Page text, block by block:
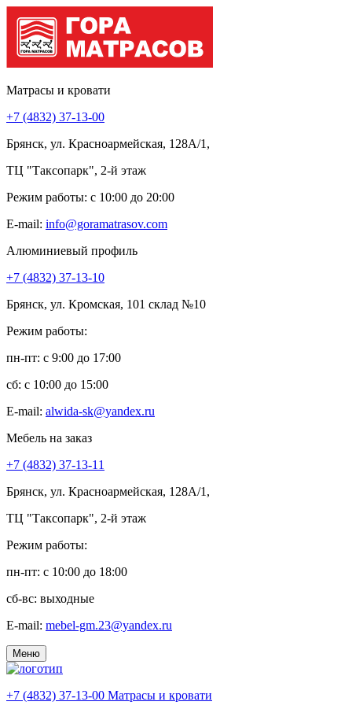
Матрасы и кровати
+7 (4832) 37-13-00
Брянск, ул. Красноармейская, 128А/1,
ТЦ "Таксопарк", 2-й этаж
Режим работы: c 10:00 до 20:00
E-mail: info@goramatrasov.com
Алюминиевый профиль
+7 (4832) 37-13-10
Брянск, ул. Кромская, 101 склад №10
Режим работы:
пн-пт: c 9:00 до 17:00
сб: c 10:00 до 15:00
E-mail: alwida-sk@yandex.ru
Мебель на заказ
+7 (4832) 37-13-11
Брянск, ул. Красноармейская, 128А/1,
ТЦ "Таксопарк", 2-й этаж
Режим работы:
пн-пт: c 10:00 до 18:00
сб-вс: выходные
E-mail: mebel-gm.23@yandex.ru
Меню
+7 (4832) 37-13-00 Матрасы и кровати